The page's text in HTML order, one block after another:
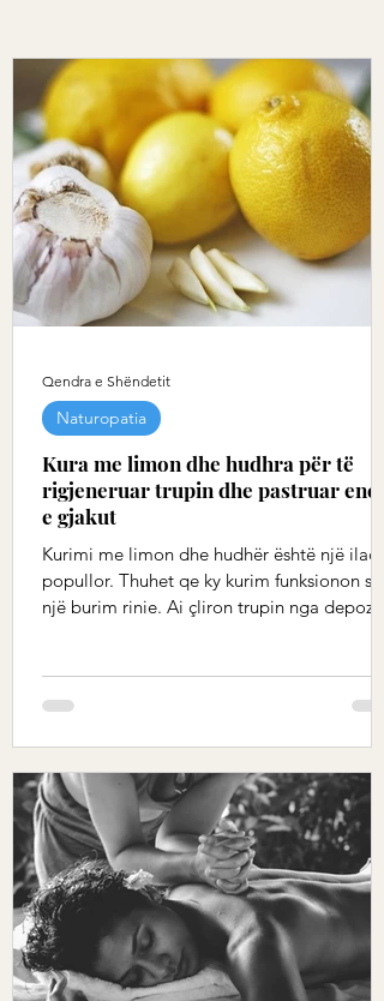
Kura me limon dhe hudhra për të
rigjeneruar trupin dhe pastruar enet
e gjakut
Kurimi me limon dhe hudhër është një ilaç
popullor. Thuhet qe ky kurim funksionon si
një burim rinie. Ai çliron trupin nga
Naturopatia
Qendra e Shëndetit